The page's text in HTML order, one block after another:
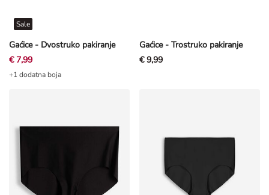
Gaćice - Dvostruko pakiranje
Sale
€ 7,99
+1 dodatna boja
Gaćice - Trostruko pakiranje
€ 9,99